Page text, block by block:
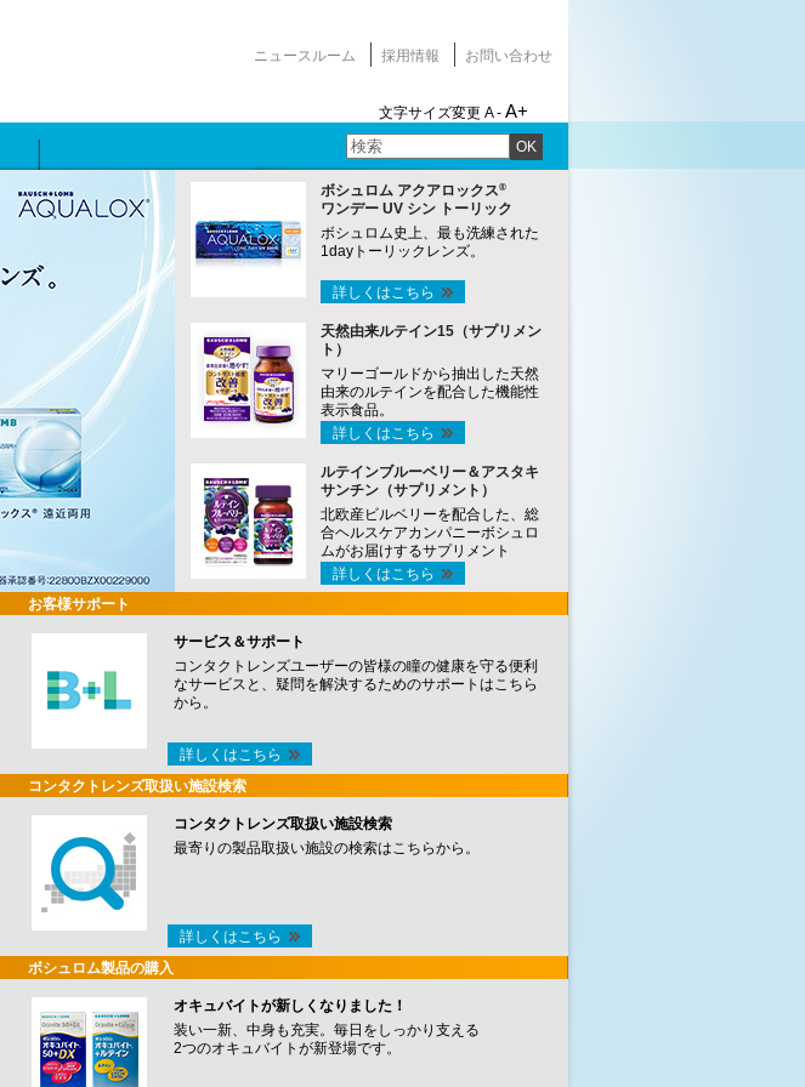
ニュースルーム 採用情報 お問い合わせ
文字サイズ変更 A - A+
OK
ボシュロム アクアロックス®
ワンデー UV シン トーリック
ボシュロム史上、最も洗練された
1dayトーリックレンズ。
詳しくはこちら
天然由来ルテイン15（サプリメン
ト）
マリーゴールドから抽出した天然
由来のルテインを配合した機能性
表示食品。
詳しくはこちら
ルテインブルーベリー＆アスタキ
サンチン（サプリメント）
北欧産ビルベリーを配合した、総
合ヘルスケアカンパニーボシュロ
ムがお届けするサプリメント
詳しくはこちら
お客様サポート
サービス＆サポート
コンタクトレンズユーザーの皆様の瞳の健康を守る便利
なサービスと、疑問を解決するためのサポートはこちら
から。
詳しくはこちら
コンタクトレンズ取扱い施設検索
コンタクトレンズ取扱い施設検索
最寄りの製品取扱い施設の検索はこちらから。
詳しくはこちら
ボシュロム製品の購入
オキュバイトが新しくなりました！
装い一新、中身も充実。毎日をしっかり支える
2つのオキュバイトが新登場です。